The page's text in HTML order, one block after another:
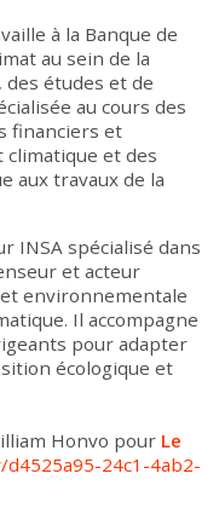
à la Banque de
au sein de la
études et de
au cours des
financiers et
climatique et des
aux travaux de la
INSA spécialisé dans
et acteur
environnementale
Il accompagne
pour adapter
écologique et
Honvo pour Le
24c1-4ab2-